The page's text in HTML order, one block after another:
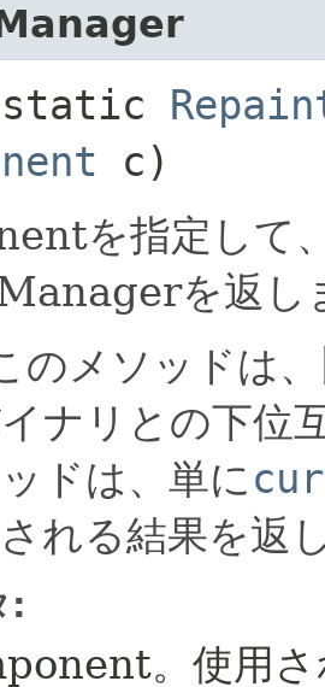
c)
を指定して
を返し
のメソッドは
ナリとの下位
ドは、単に
れる結果を返
:
。使用